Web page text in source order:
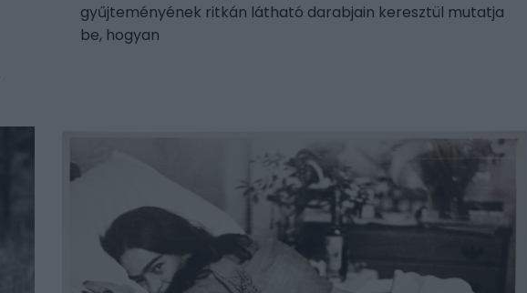
gyűjteményének ritkán látható darabjain keresztül mutatja
be, hogyan